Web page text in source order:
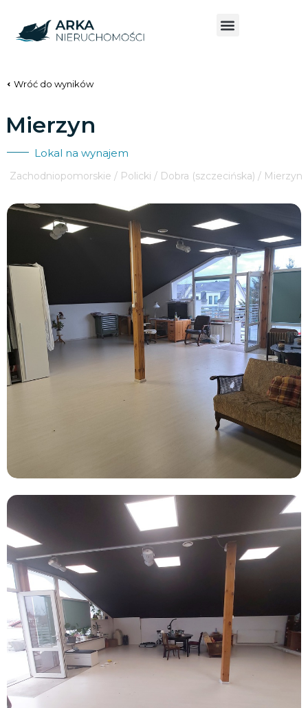
Wróć do wyników
Mierzyn
Lokal na wynajem
Zachodniopomorskie / Policki / Dobra (szczecińska) / Mierzyn